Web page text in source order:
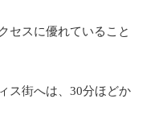
セスに優れていること
ス街へは、30分ほどか